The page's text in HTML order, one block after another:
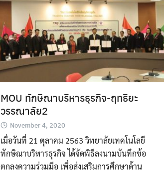
MOU ทักษิณาบริหารธุรกิจ-ฤทธิยะ
วรรณาลัย2
November 4, 2020
เมื่อวันที่ 21 ตุลาคม 2563 วิทยาลัยเทคโนโลยี
ทักษิณาบริหารธุรกิจ ได้จัดพิธีลงนามบันทึกข้อ
ตกลงความร่วมมือ เพื่อส่งเสริมการศึกษาด้าน